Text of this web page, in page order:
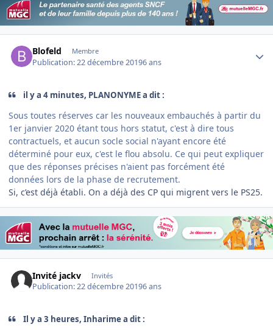
Blofeld Membre
Publication:22 décembre 20196 ans
il y a 4 minutes, PLANONYME a dit :
Sous toutes réserves car les nouveaux embauchés à partir du
1er janvier 2020 étant tous hors statut, c'est à dire tous
contractuels, et aucun socle social n'ayant encore été
déterminé pour eux, c'est le flou absolu. Ce qui peut expliquer
que des réponses précises n'aient pas forcément été
données lors de la phase de recrutement.
Si, c’est déjà établi. On a déjà des CP qui migrent vers le PS25.
Invité jackv Invités
Publication:22 décembre 20196 ans
Il y a 3 heures, Inharime a dit :